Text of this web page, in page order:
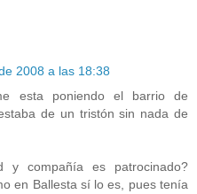
2008 a las 18:38
esta poniendo el barrio de
de un tristón sin nada de
y compañía es patrocinado?
en Ballesta sí lo es, pues tenía